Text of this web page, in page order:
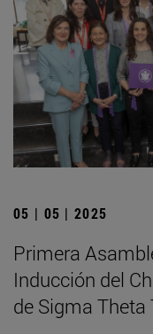
05 | 05 | 2025
Primera
Inducción del
de Sigma